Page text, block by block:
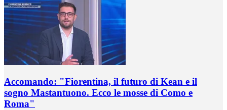
Accomando: "Fiorentina, il futuro di Kean e il
sogno Mastantuono. Ecco le mosse di Como e
Roma"